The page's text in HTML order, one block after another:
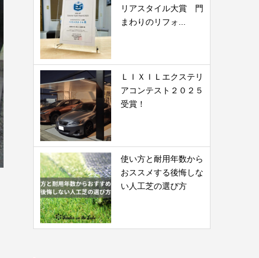
リアスタイル大賞 門
まわりのリフォ...
ＬＩＸＩＬエクステリ
アコンテスト２０２５
受賞！
使い方と耐用年数から
おススメする後悔しな
い人工芝の選び方